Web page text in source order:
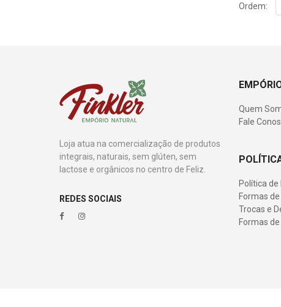
Ordem:
Loja atua na comercialização de produtos
integrais, naturais, sem glúten, sem
lactose e orgânicos no centro de Feliz.
REDES SOCIAIS
Quem
Fale
Política
Formas de
Trocas e
Formas